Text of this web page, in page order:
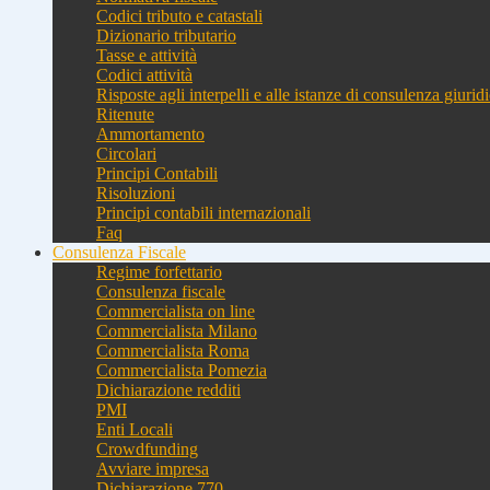
Codici tributo e catastali
Dizionario tributario
Tasse e attività
Codici attività
Risposte agli interpelli e alle istanze di consulenza
Ritenute
Ammortamento
Circolari
Principi Contabili
Risoluzioni
Principi contabili internazionali
Faq
Consulenza Fiscale
Regime forfettario
Consulenza fiscale
Commercialista on line
Commercialista Milano
Commercialista Roma
Commercialista Pomezia
Dichiarazione redditi
PMI
Enti Locali
Crowdfunding
Avviare impresa